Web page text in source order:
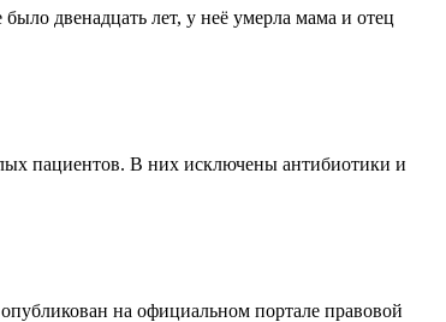
двенадцать лет, у неё умерла мама и отец
пациентов. В них исключены антибиотики и
на официальном портале правовой